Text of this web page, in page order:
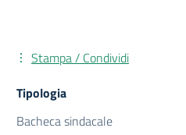
Stampa / Condividi
Tipologia
Bacheca sindacale